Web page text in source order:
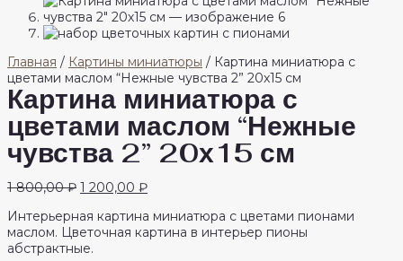
Главная / Картины миниатюры / Картина миниатюра с
цветами маслом “Нежные чувства 2” 20х15 см
Картина миниатюра с
цветами маслом “Нежные
чувства 2” 20х15 см
1 800,00₽ Первоначальная
составляла
1
800,00 ₽.
1 200,00 ₽Текущая
1
200,00 ₽.
Интерьерная картина миниатюра с цветами пионами
маслом. Цветочная картина в интерьер пионы
абстрактные.